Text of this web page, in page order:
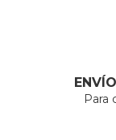
Para